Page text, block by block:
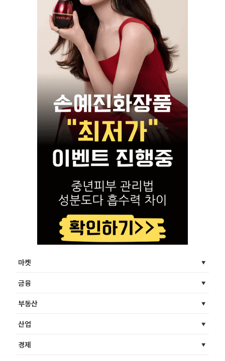
마켓
금융
부동산
산업
경제